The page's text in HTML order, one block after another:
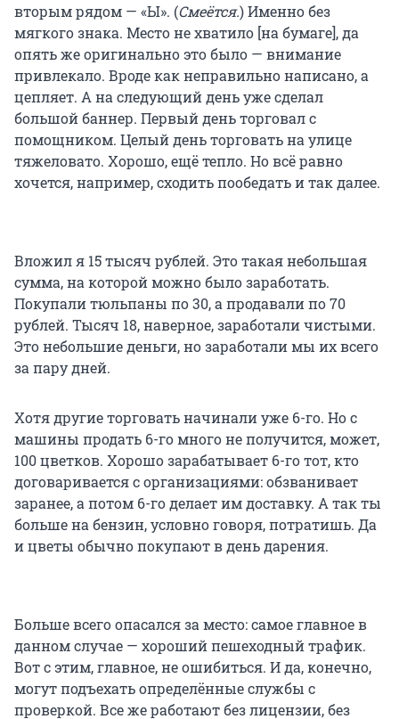
вторым рядом — «Ы». (Смеётся.) Именно без
мягкого знака. Место не хватило [на бумаге], да
опять же оригинально это было — внимание
привлекало. Вроде как неправильно написано, а
цепляет. А на следующий день уже сделал
большой баннер. Первый день торговал с
помощником. Целый день торговать на улице
тяжеловато. Хорошо, ещё тепло. Но всё равно
хочется, например, сходить пообедать и так далее.
Вложил я 15 тысяч рублей. Это такая небольшая
сумма, на которой можно было заработать.
Покупали тюльпаны по 30, а продавали по 70
рублей. Тысяч 18, наверное, заработали чистыми.
Это небольшие деньги, но заработали мы их всего
за пару дней.
Хотя другие торговать начинали уже 6-го. Но с
машины продать 6-го много не получится, может,
100 цветков. Хорошо зарабатывает 6-го тот, кто
договаривается с организациями: обзванивает
заранее, а потом 6-го делает им доставку. А так ты
больше на бензин, условно говоря, потратишь. Да
и цветы обычно покупают в день дарения.
Больше всего опасался за место: самое главное в
данном случае — хороший пешеходный трафик.
Вот с этим, главное, не ошибиться. И да, конечно,
могут подъехать определённые службы с
проверкой. Все же работают без лицензии, без